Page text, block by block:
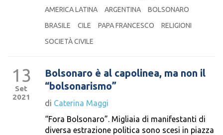
AMERICA LATINA ARGENTINA
BOLSONARO
BRASILE
CILE PAPA FRANCESCO
RELIGIONI
SOCIETÀ CIVILE
13
Set
2021
Bolsonaro è al capolinea, ma non il
“bolsonarismo”
di Caterina Maggi
“Fora Bolsonaro”. Migliaia di manifestanti di
diversa estrazione politica sono scesi in piazza